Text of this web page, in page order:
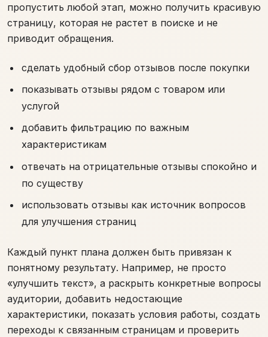
пропустить любой этап, можно получить красивую
страницу, которая не растет в поиске и не
приводит обращения.
сделать удобный сбор отзывов после покупки
показывать отзывы рядом с товаром или
услугой
добавить фильтрацию по важным
характеристикам
отвечать на отрицательные отзывы спокойно и
по существу
использовать отзывы как источник вопросов
для улучшения страниц
Каждый пункт плана должен быть привязан к
понятному результату. Например, не просто
«улучшить текст», а раскрыть конкретные вопросы
аудитории, добавить недостающие
характеристики, показать условия работы, создать
переходы к связанным страницам и проверить